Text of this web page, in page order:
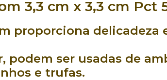
3,3 cm x 3,3 cm Pct
proporciona delicadeza
, podem ser usadas de
e trufas.